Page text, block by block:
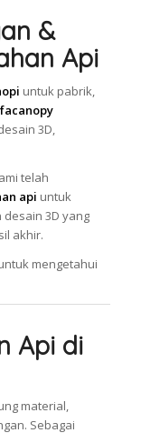
&
Api
untuk pabrik,
3D,
telah
api untuk
3D yang
akhir.
mengetahui
Api di
material,
Sebagai